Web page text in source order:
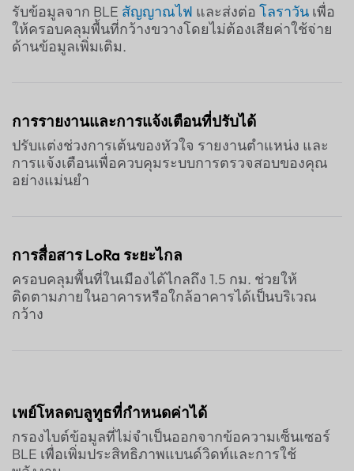
รับข้อมูลจาก BLE สัญญาณไฟ และส่งต่อ โลราวัน เพื่อ
ให้ครอบคลุมพื้นที่กว้างขวางโดยไม่ต้องเสียค่าใช้จ่าย
ด้านข้อมูลเพิ่มเติม.
การรายงานและการแจ้งเตือนที่ปรับได้
ปรับแต่งช่วงการเต้นของหัวใจ รายงานตำแหน่ง และ
การแจ้งเตือนเพื่อควบคุมระบบการตรวจสอบของคุณ
อย่างแม่นยำ
การสื่อสาร LoRa ระยะไกล
ครอบคลุมพื้นที่ในเมืองได้ไกลถึง 1.5 กม. ช่วยให้
ติดตามภายในอาคารหรือใกล้อาคารได้เป็นบริเวณ
กว้าง
เพย์โหลดบลูทูธที่กำหนดค่าได้
กรองไบต์ข้อมูลที่ไม่จำเป็นออกจากข้อความเซ็นเซอร์
BLE เพื่อเพิ่มประสิทธิภาพแบนด์วิดท์และการใช้